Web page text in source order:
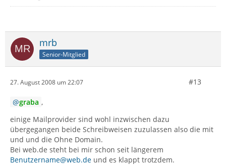
mrb
Senior-Mitglied
27. August 2008 um 22:07 #13
graba ,
einige Mailprovider sind wohl inzwischen dazu
übergegangen beide Schreibweisen zuzulassen also die mit
und und die Ohne Domain.
Bei web.de steht bei mir schon seit längerem
Benutzername@web.de und es klappt trotzdem.